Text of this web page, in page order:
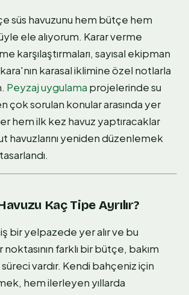
süs havuzunu hem bütçe hem
ele alıyorum. Karar verme
karşılaştırmaları, sayısal ekipman
karasal iklimine özel notlarla
Peyzaj uygulama projelerinde su
çok sorulan konular arasında yer
hem ilk kez havuz yaptıracaklar
havuzlarını yeniden düzenlemek
Kaç Tipe Ayrılır?
bir yelpazede yer alır ve bu
farklı bir bütçe, bakım
vardır. Kendi bahçeniz için
hem ilerleyen yıllarda